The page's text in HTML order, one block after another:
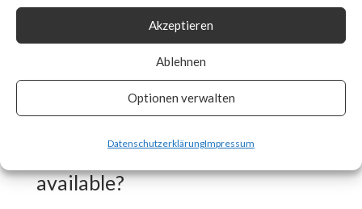
Akzeptieren
Ablehnen
Optionen verwalten
DatenschutzerklärungImpressum
strongly recommends that you
download and update to the
latest firmware for this product
model as soon as possible.
What FortiGuard Coverage is
available?